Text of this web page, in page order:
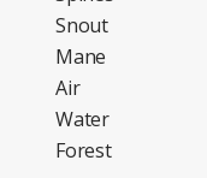
Snout
Mane
Air
Water
Forest